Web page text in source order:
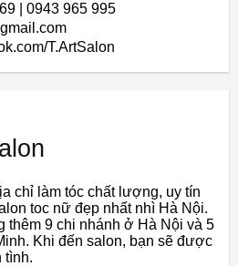
| 0943 965 995
T.ArtSalon
chỉ làm tóc chất lượng, uy tín
toc nữ đẹp nhất nhì Hà Nội.
thêm 9 chi nhánh ở Hà Nội và 5
Khi đến salon, bạn sẽ được
tình.